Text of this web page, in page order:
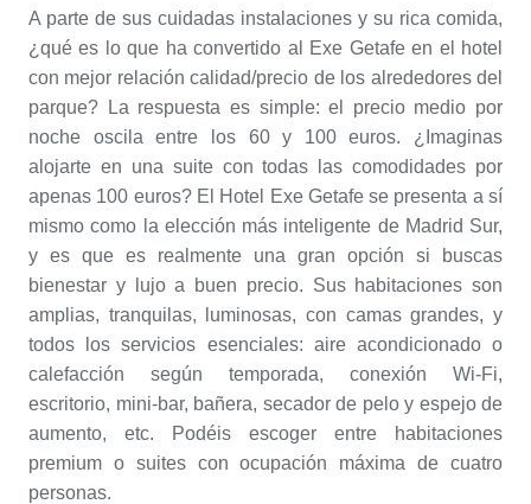
A parte de sus cuidadas instalaciones y su rica comida,
¿qué es lo que ha convertido al Exe Getafe en el hotel
con mejor relación calidad/precio de los alrededores del
parque? La respuesta es simple: el precio medio por
noche oscila entre los 60 y 100 euros. ¿Imaginas
alojarte en una suite con todas las comodidades por
apenas 100 euros? El Hotel Exe Getafe se presenta a sí
mismo como la elección más inteligente de Madrid Sur,
y es que es realmente una gran opción si buscas
bienestar y lujo a buen precio. Sus habitaciones son
amplias, tranquilas, luminosas, con camas grandes, y
todos los servicios esenciales: aire acondicionado o
calefacción según temporada, conexión Wi-Fi,
escritorio, mini-bar, bañera, secador de pelo y espejo de
aumento, etc. Podéis escoger entre habitaciones
premium o suites con ocupación máxima de cuatro
personas.